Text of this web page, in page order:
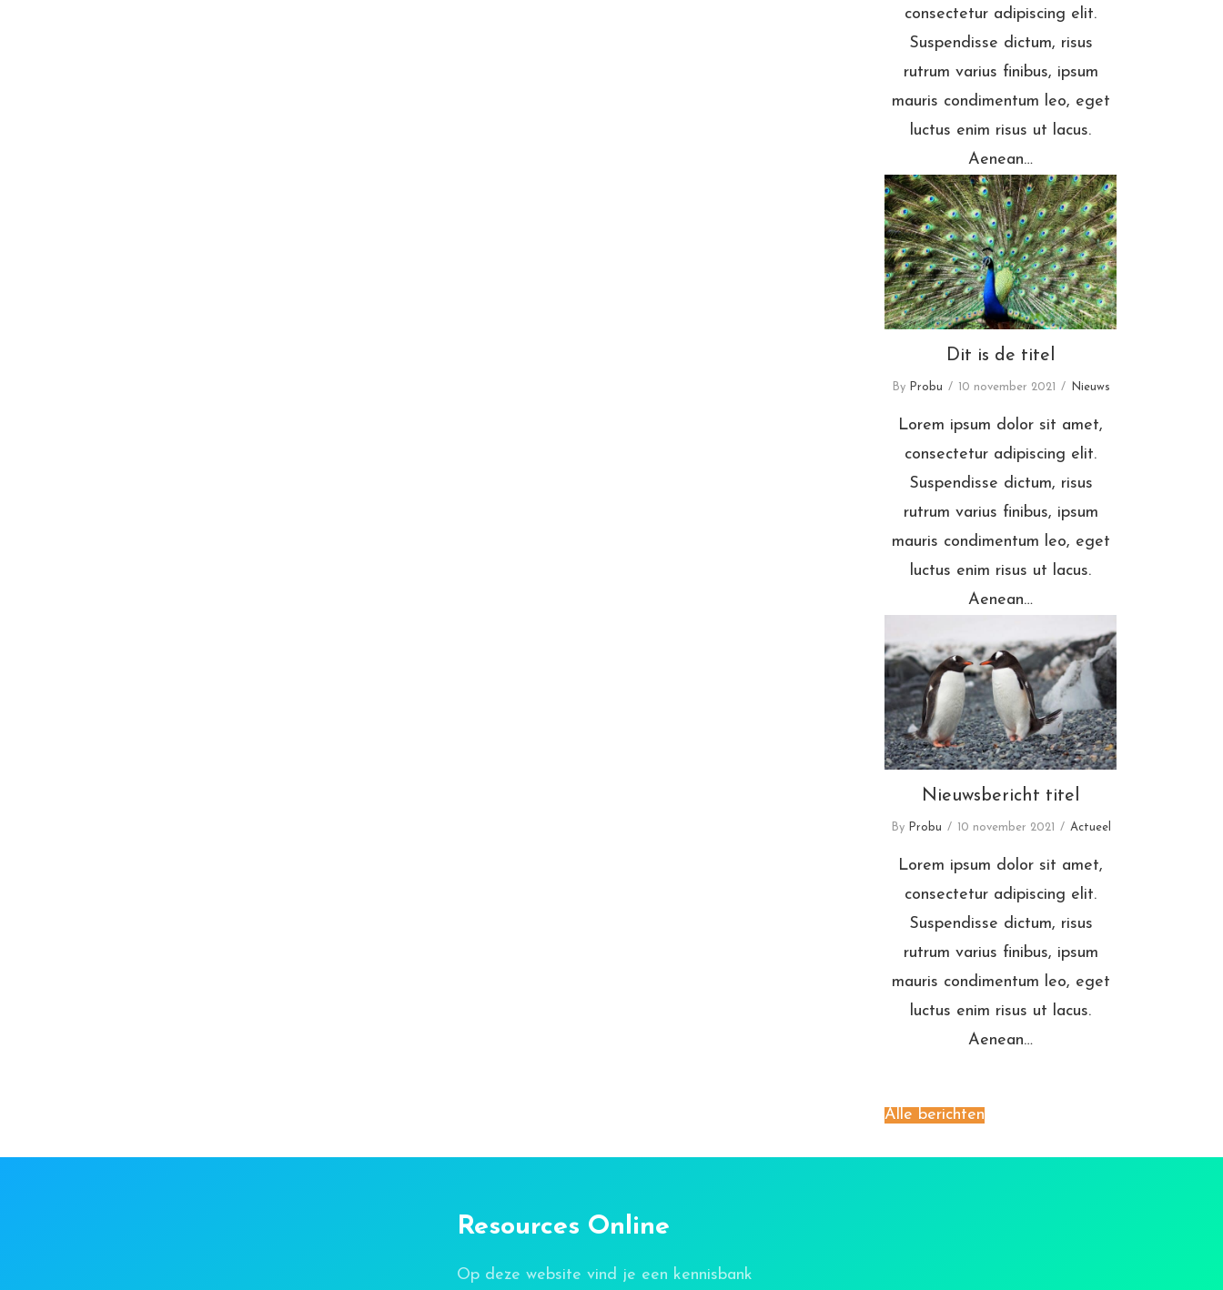
consectetur adipiscing elit.
Suspendisse dictum, risus
rutrum varius finibus, ipsum
mauris condimentum leo, eget
luctus enim risus ut lacus.
Aenean…
Dit is de titel
Dit is de titel
By Probu 10 november 2021 Nieuws
Lorem ipsum dolor sit amet,
consectetur adipiscing elit.
Suspendisse dictum, risus
rutrum varius finibus, ipsum
mauris condimentum leo, eget
luctus enim risus ut lacus.
Aenean…
Nieuwsbericht titel
Nieuwsbericht titel
By Probu 10 november 2021 Actueel
Lorem ipsum dolor sit amet,
consectetur adipiscing elit.
Suspendisse dictum, risus
rutrum varius finibus, ipsum
mauris condimentum leo, eget
luctus enim risus ut lacus.
Aenean…
Alle berichten
Resources Online
Op deze website vind je een kennisbank